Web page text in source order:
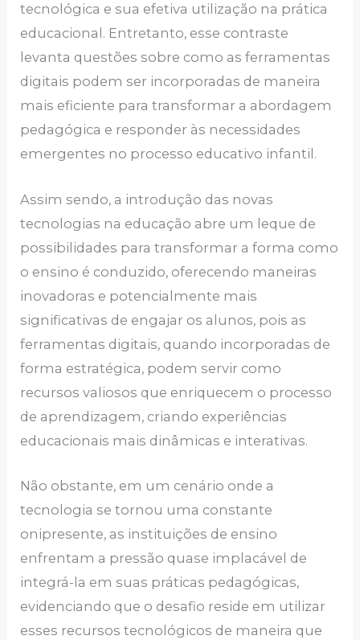
tecnológica e sua efetiva utilização na prática
educacional. Entretanto, esse contraste
levanta questões sobre como as ferramentas
digitais podem ser incorporadas de maneira
mais eficiente para transformar a abordagem
pedagógica e responder às necessidades
emergentes no processo educativo infantil.
Assim sendo, a introdução das novas
tecnologias na educação abre um leque de
possibilidades para transformar a forma como
o ensino é conduzido, oferecendo maneiras
inovadoras e potencialmente mais
significativas de engajar os alunos, pois as
ferramentas digitais, quando incorporadas de
forma estratégica, podem servir como
recursos valiosos que enriquecem o processo
de aprendizagem, criando experiências
educacionais mais dinâmicas e interativas.
Não obstante, em um cenário onde a
tecnologia se tornou uma constante
onipresente, as instituições de ensino
enfrentam a pressão quase implacável de
integrá-la em suas práticas pedagógicas,
evidenciando que o desafio reside em utilizar
esses recursos tecnológicos de maneira que